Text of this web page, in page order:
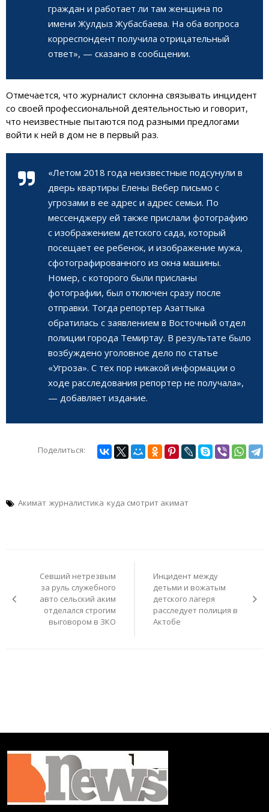
граждан и работает ли там женщина по
имени Жулдыз Жубасбаева. На оба вопроса
корреспондент получила отрицательный
ответ», — сказано в сообщении.
Отмечается, что журналист склонна связывать инцидент
со своей профессиональной деятельностью и говорит,
что неизвестные пытаются под разными предлогами
войти к ней в дом не в первый раз.
«Летом 2018 года неизвестные подсунули в
дверь квартиры Елены Вебер письмо с
угрозами в ее адрес и адрес семьи. По
мессенджеру ей также прислали фотографию
с изображением детского сада, который
посещает ее ребенок, и изображение мужа,
сфотографированного из окна машины.
Номер, с которого были присланы
фотографии, был отключен сразу после
отправки. Тогда репортер Азаттыка
обратилась с заявлением в Восточный отдел
полиции города Темиртау. В результате было
возбуждено уголовное дело по статье
«Угроза». С тех пор никакой информации о
ходе расследования репортер не получала»,
— добавляет издание.
Поделиться:
Акимат журналистика куда смотрит акимат
записямСевший нетрезвым
за руль служебного
авто сельский аким
отделался строгим
выговором в ЗКО
Инцидент между
детьми и вожатым
детского лагеря
расследует полиция в
Актобе